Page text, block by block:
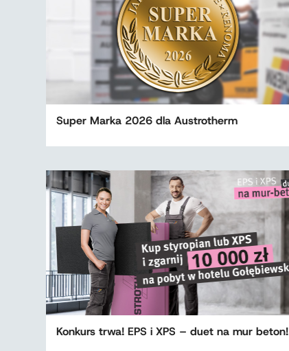
Super Marka 2026 dla Austrotherm
Konkurs trwa! EPS i XPS – duet na mur beton!